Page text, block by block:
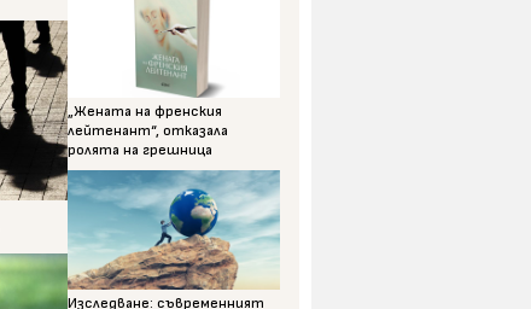
„Жената на френския
лейтенант“, отказала
ролята на грешница
Изследване: съвременният